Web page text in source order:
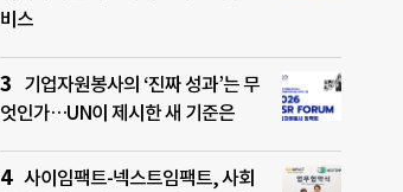
비스
기업자원봉사의 ‘진짜 성과’는 무
엇인가…UN이 제시한 새 기준은
사이임팩트-넥스트임팩트, 사회